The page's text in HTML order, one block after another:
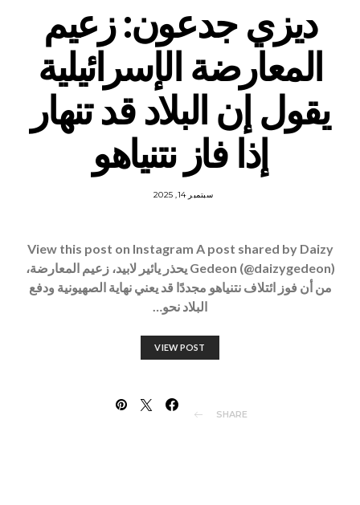
ديزي جدعون: زعيم
المعارضة الإسرائيلية
يقول إن البلاد قد تنهار
إذا فاز نتنياهو
سبتمبر 14, 2025
View this post on Instagram A post shared by Daizy
Gedeon (@daizygedeon) يحذر يائير لابيد، زعيم المعارضة،
من أن فوز ائتلاف نتنياهو مجددًا قد يعني نهاية الصهيونية ودفع
البلاد نحو…
VIEW POST
SHARE